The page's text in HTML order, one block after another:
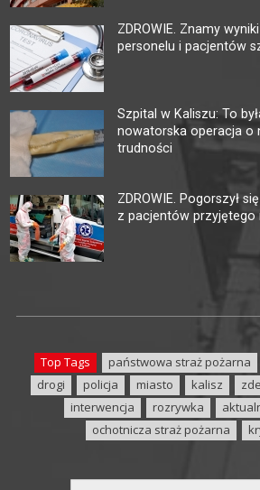
ZDROWIE. Znamy
personelu i pacjentów
Szpital w Kaliszu: To
nowatorska operacja o
trudności
ZDROWIE. Pogorszył
z pacjentów przyjętego
Top Tags państwowa straż pożarna
drogi
policja miasto kalisz
interwencja
rozrywka
ochotnicza straż pożarna